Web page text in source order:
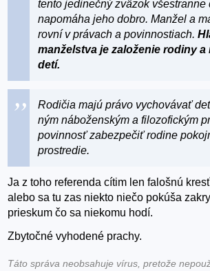
tento jedinečný zväzok všestranne
napomáha jeho dobro. Manžel a
rovní v právach a povinnostiach.
manželstva je založenie rodiny
detí.
Rodičia majú právo vychovávať
ným náboženským a filozofickým
povinnosť zabezpečiť rodine
prostredie.
Ja z toho referenda cítim len falošnú
alebo sa tu zas niekto niečo pokúša
prieskum čo sa niekomu hodí.
Zbytočné vyhodené prachy.
Táto správa neobsahuje vírus, pretože